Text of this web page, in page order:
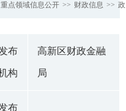
重点领域信息公开 >> 财政信息 >> 政
布
构
高新区财政金融
局
布